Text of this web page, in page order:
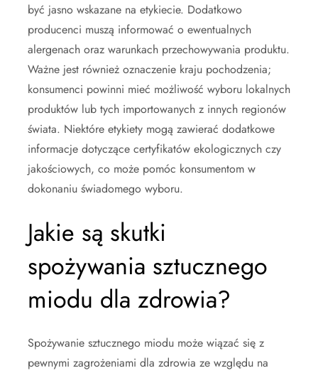
być jasno wskazane na etykiecie. Dodatkowo
producenci muszą informować o ewentualnych
alergenach oraz warunkach przechowywania produktu.
Ważne jest również oznaczenie kraju pochodzenia;
konsumenci powinni mieć możliwość wyboru lokalnych
produktów lub tych importowanych z innych regionów
świata. Niektóre etykiety mogą zawierać dodatkowe
informacje dotyczące certyfikatów ekologicznych czy
jakościowych, co może pomóc konsumentom w
dokonaniu świadomego wyboru.
Jakie są skutki
spożywania sztucznego
miodu dla zdrowia?
Spożywanie sztucznego miodu może wiązać się z
pewnymi zagrożeniami dla zdrowia ze względu na